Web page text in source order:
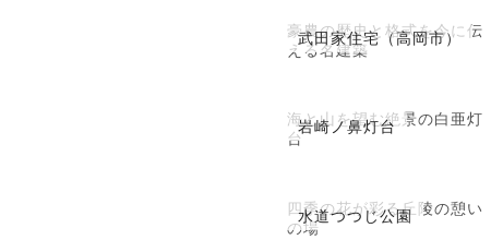
武田家住宅（高岡市）
豪農の歴史と格式を今に伝
える名建築
岩崎ノ鼻灯台
海と山を望む絶景の白亜灯
台
水道つつじ公園
四季の花が彩る丘陵の憩い
の場